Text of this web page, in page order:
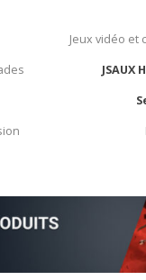
Jeux vidéo et
JSAUX